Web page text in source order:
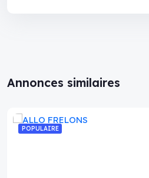
Annonces similaires
POPULAIRE